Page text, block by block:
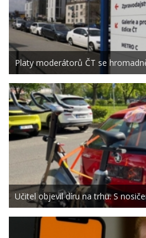
Platy moderátorů ČT se
Učitel objevil díru na trhu. S